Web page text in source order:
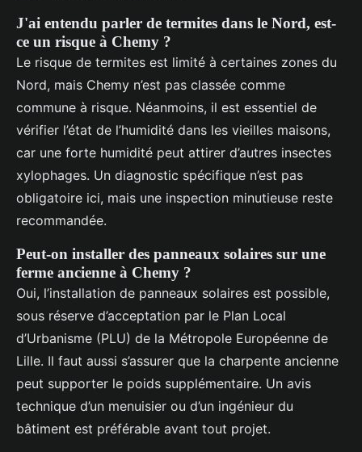
J'ai entendu parler de termites dans le Nord, est-
ce un risque à Chemy ?
Le risque de termites est limité à certaines zones du
Nord, mais Chemy n’est pas classée comme
commune à risque. Néanmoins, il est essentiel de
vérifier l’état de l’humidité dans les vieilles maisons,
car une forte humidité peut attirer d’autres insectes
xylophages. Un diagnostic spécifique n’est pas
obligatoire ici, mais une inspection minutieuse reste
recommandée.
Peut-on installer des panneaux solaires sur une
ferme ancienne à Chemy ?
Oui, l’installation de panneaux solaires est possible,
sous réserve d’acceptation par le Plan Local
d’Urbanisme (PLU) de la Métropole Européenne de
Lille. Il faut aussi s’assurer que la charpente ancienne
peut supporter le poids supplémentaire. Un avis
technique d’un menuisier ou d’un ingénieur du
bâtiment est préférable avant tout projet.